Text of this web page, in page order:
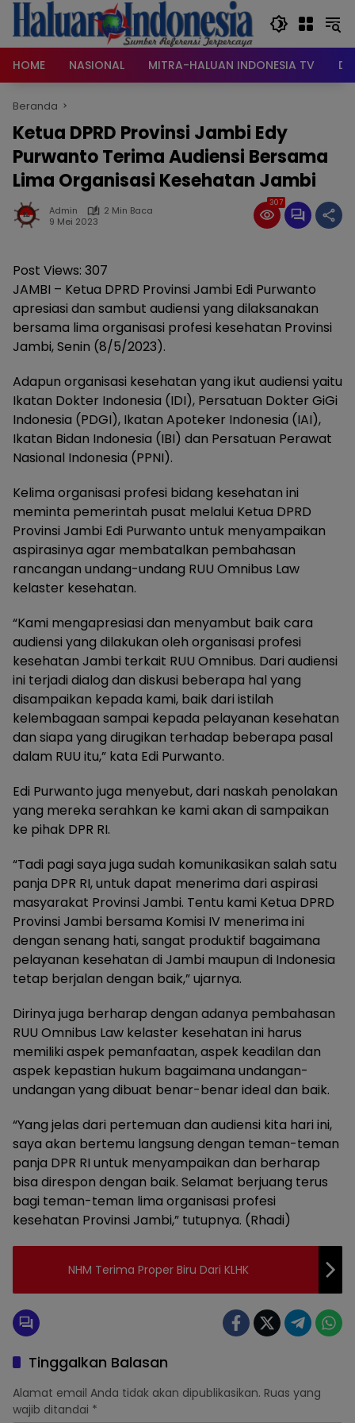
Langsung
konten
HOME
NASIONAL MITRA-HALUAN INDONESIA TV
Beranda
Ketua DPRD Provinsi Jambi Edy
Purwanto Terima Audiensi Bersama
Lima Organisasi Kesehatan Jambi
Admin
2 Min Baca
9 Mei 2023
307
Post Views: 307
JAMBI – Ketua DPRD Provinsi Jambi Edi Purwanto
apresiasi dan sambut audiensi yang dilaksanakan
bersama lima organisasi profesi kesehatan Provinsi
Jambi, Senin (8/5/2023).
Adapun organisasi kesehatan yang ikut audiensi yaitu
Ikatan Dokter Indonesia (IDI), Persatuan Dokter GiGi
Indonesia (PDGI), Ikatan Apoteker Indonesia (IAI),
Ikatan Bidan Indonesia (IBI) dan Persatuan Perawat
Nasional Indonesia (PPNI).
Kelima organisasi profesi bidang kesehatan ini
meminta pemerintah pusat melalui Ketua DPRD
Provinsi Jambi Edi Purwanto untuk menyampaikan
aspirasinya agar membatalkan pembahasan
rancangan undang-undang RUU Omnibus Law
kelaster kesehatan.
“Kami mengapresiasi dan menyambut baik cara
audiensi yang dilakukan oleh organisasi profesi
kesehatan Jambi terkait RUU Omnibus. Dari audiensi
ini terjadi dialog dan diskusi beberapa hal yang
disampaikan kepada kami, baik dari istilah
kelembagaan sampai kepada pelayanan kesehatan
dan siapa yang dirugikan terhadap beberapa pasal
dalam RUU itu,” kata Edi Purwanto.
Edi Purwanto juga menyebut, dari naskah penolakan
yang mereka serahkan ke kami akan di sampaikan
ke pihak DPR RI.
“Tadi pagi saya juga sudah komunikasikan salah satu
panja DPR RI, untuk dapat menerima dari aspirasi
masyarakat Provinsi Jambi. Tentu kami Ketua DPRD
Provinsi Jambi bersama Komisi IV menerima ini
dengan senang hati, sangat produktif bagaimana
pelayanan kesehatan di Jambi maupun di Indonesia
tetap berjalan dengan baik,” ujarnya.
Dirinya juga berharap dengan adanya pembahasan
RUU Omnibus Law kelaster kesehatan ini harus
memiliki aspek pemanfaatan, aspek keadilan dan
aspek kepastian hukum bagaimana undangan-
undangan yang dibuat benar-benar ideal dan baik.
“Yang jelas dari pertemuan dan audiensi kita hari ini,
saya akan bertemu langsung dengan teman-teman
panja DPR RI untuk menyampaikan dan berharap
bisa direspon dengan baik. Selamat berjuang terus
bagi teman-teman lima organisasi profesi
kesehatan Provinsi Jambi,” tutupnya. (Rhadi)
NHM Terima Proper Biru Dari KLHK
Tinggalkan Balasan
Alamat email Anda tidak akan dipublikasikan. Ruas yang
wajib ditandai *